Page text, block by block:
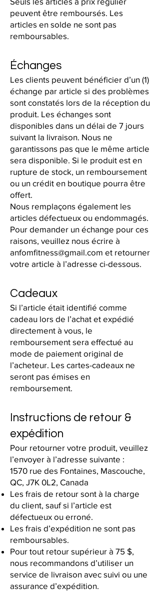
peuvent être remboursés. Les
articles en solde ne sont pas
remboursables.
Échanges
Les clients peuvent bénéficier d’un (1)
échange par article si des problèmes
sont constatés lors de la réception du
produit. Les échanges sont
disponibles dans un délai de 7 jours
suivant la livraison. Nous ne
garantissons pas que le même article
sera disponible. Si le produit est en
rupture de stock, un remboursement
ou un crédit en boutique pourra être
offert.
Nous remplaçons également les
articles défectueux ou endommagés.
Pour demander un échange pour ces
raisons, veuillez nous écrire à
anfomfitness@gmail.com et retourner
votre article à l’adresse ci-dessous.
Cadeaux
Si l’article était identifié comme
cadeau lors de l’achat et expédié
directement à vous, le
remboursement sera effectué au
mode de paiement original de
l’acheteur. Les cartes-cadeaux ne
seront pas émises en
remboursement.
Instructions de retour &
expédition
Pour retourner votre produit, veuillez
l’envoyer à l’adresse suivante :
1570 rue des Fontaines, Mascouche,
QC, J7K 0L2, Canada
Les frais de retour sont à la charge
du client, sauf si l’article est
défectueux ou erroné.
Les frais d’expédition ne sont pas
remboursables.
Pour tout retour supérieur à 75 $,
nous recommandons d’utiliser un
service de livraison avec suivi ou une
assurance d’expédition.